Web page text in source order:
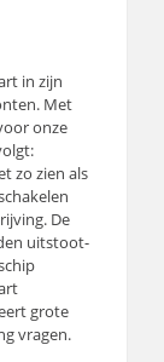
in zijn
Met
onze
zo zien als
De
uitstoot-
grote
vragen.